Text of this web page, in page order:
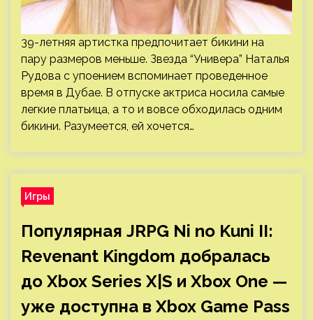
39-летняя артистка предпочитает бикини на
пару размеров меньше. Звезда “Универа” Наталья
Рудова с упоением вспоминает проведенное
время в Дубае. В отпуске актриса носила самые
легкие платьица, а то и вовсе обходилась одним
бикини. Разумеется, ей хочется…
Игры
Популярная JRPG Ni no Kuni II:
Revenant Kingdom добралась
до Xbox Series X|S и Xbox One —
уже доступна в Xbox Game Pass